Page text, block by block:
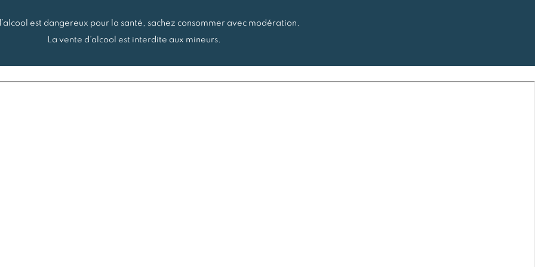
est dangereux pour la santé, sachez consommer avec modération.
La vente d’alcool est interdite aux mineurs.